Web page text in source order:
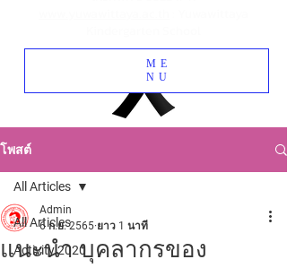
ME
NU
โพสต์
All Articles
Activity 2020
All Articles
แนะนำ บุคลากรของ
Admin
6 ก.ย. 2565 ยาว 1 นาที